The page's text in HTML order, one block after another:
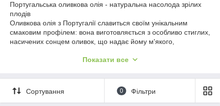
Португальська оливкова олія - ​​натуральна насолода зрілих
плодів
Оливкова олія з Португалії славиться своїм унікальним
смаковим профілем: вона виготовляється з особливо стиглих,
насичених сонцем оливок, що надає йому м'якого,
відрізняється фруктовими нотами і тонким ароматом,
перевагу делікатним, збалансованим смакам.
У групі представлена ​​олія провідних португальських брендів,
включаючи Gallo та Oliveira da Serra, кожен з яких дбайливо
Показати все
Сортування 0 Фільтри